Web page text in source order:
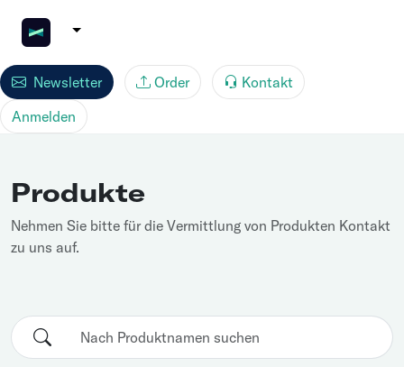
Newsletter Order
Kontakt
Anmelden
Produkte
Nehmen Sie bitte für die Vermittlung von Produkten Kontakt
zu uns auf.